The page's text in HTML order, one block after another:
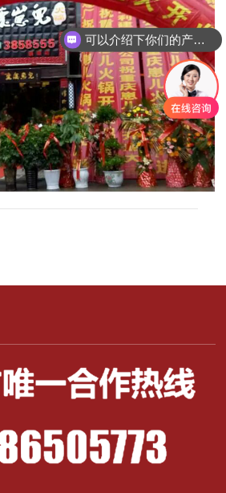
可以介绍下你们的产品么